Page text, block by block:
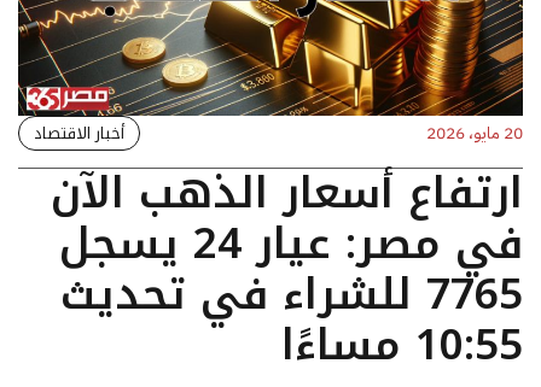
20 مايو، 2026 أخبار الاقتصاد
ارتفاع أسعار الذهب الآن
في مصر: عيار 24 يسجل
7765 للشراء في تحديث
10:55 مساءًا